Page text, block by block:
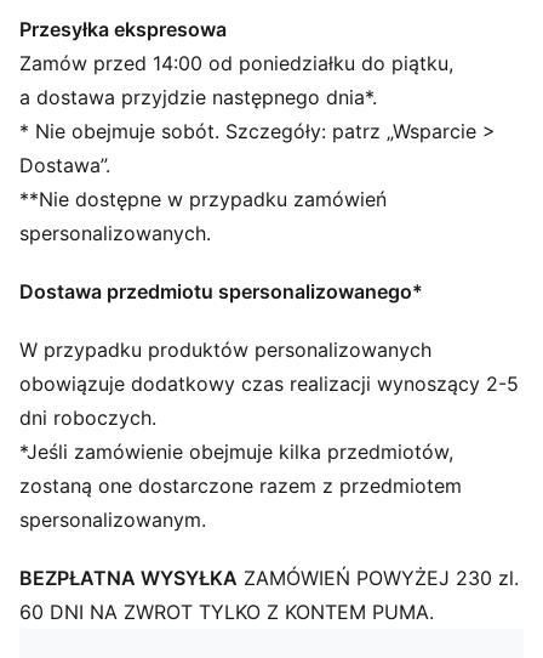
pochodzącej z recyklingu
SZCZEGÓŁY
Krój: Wąski
Materiał główny: Pojedynczy dżersej
Elastyczny pasek
Długość: Standardowy
Stan: Wysoki
Grafika z Kociego Domku Gabi
Styl PUMA dla dzieci: produkty polecane dla dzieci
Przesyłka ekspresowa
Zamów przed 14:00 od poniedziałku do piątku,
a dostawa przyjdzie następnego dnia*.
* Nie obejmuje sobót. Szczegóły: patrz „Wsparcie >
Dostawa”.
**Nie dostępne w przypadku zamówień
spersonalizowanych.
Dostawa przedmiotu spersonalizowanego*
W przypadku produktów personalizowanych
obowiązuje dodatkowy czas realizacji wynoszący 2-5
dni roboczych.
*Jeśli zamówienie obejmuje kilka przedmiotów,
zostaną one dostarczone razem z przedmiotem
spersonalizowanym.
BEZPŁATNA WYSYŁKA ZAMÓWIEŃ POWYŻEJ 230 zl.
60 DNI NA ZWROT TYLKO Z KONTEM PUMA.